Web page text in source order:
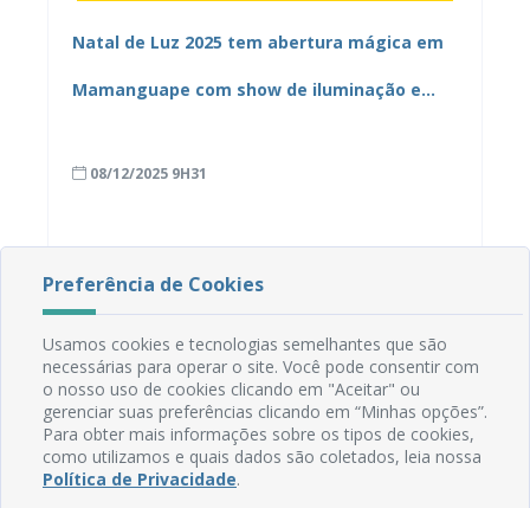
Natal de Luz 2025 tem abertura mágica em
Mamanguape com show de iluminação e
08/12/2025 9H31
Rua do Imperador, 78, Centro
Preferência de Cookies
Usamos cookies e tecnologias semelhantes que são
necessárias para operar o site. Você pode consentir com
o nosso uso de cookies clicando em "Aceitar" ou
gerenciar suas preferências clicando em “Minhas opções”.
Para obter mais informações sobre os tipos de cookies,
como utilizamos e quais dados são coletados, leia nossa
Política de Privacidade.